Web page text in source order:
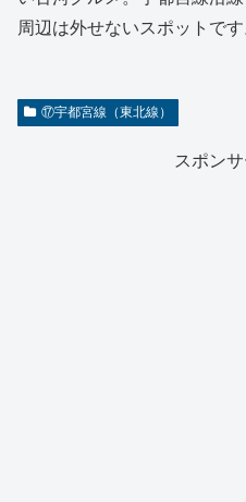
周辺は外せないスポットです
⑰宇都宮線（東北線）
スポン